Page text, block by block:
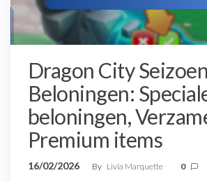
Dragon City
Beloningen:
beloningen,
Premium items
16/02/2026 By Livia Marquette 0